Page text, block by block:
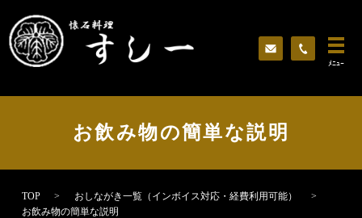
ﾒﾆｭｰ
お飲み物の簡単な説明
TOP
おしながき一覧（インボイス対応・経費利用可能）
お飲み物の簡単な説明